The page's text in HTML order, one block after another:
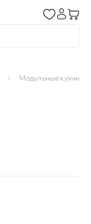
Модульные кухни